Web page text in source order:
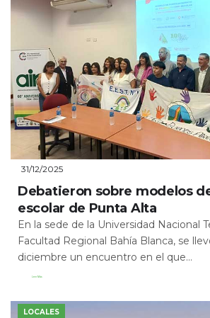
31/12/2025
Debatieron sobre modelos
escolar de Punta Alta
En la sede de la Universidad Nacional
Facultad Regional Bahía Blanca, se
diciembre un encuentro en el que...
Leer Más
LOCALES